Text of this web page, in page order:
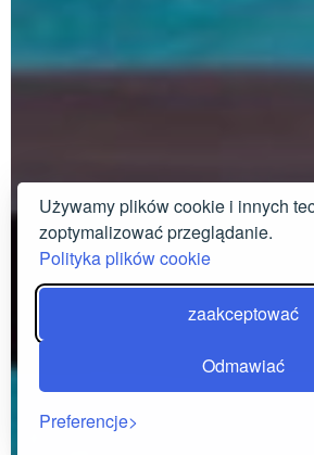
Używamy plików cookie i innych
zoptymalizować przeglądanie.
Polityka plików cookie
zaakceptować
Odmawiać
Preferencje